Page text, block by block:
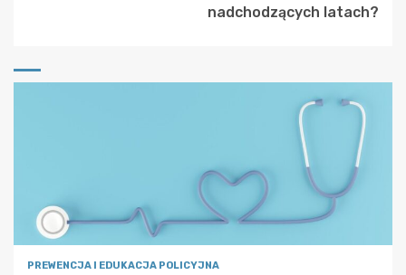
nadchodzących latach?
PREWENCJA I EDUKACJA POLICYJNA